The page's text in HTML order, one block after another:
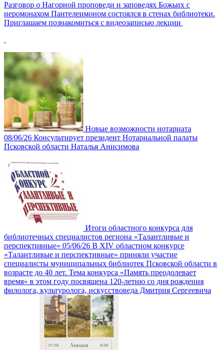
Разговор о Нагорной проповеди и заповедях Божьих с
иеромонахом Пантелеимоном состоялся в стенах библиотеки.
Приглашаем познакомиться с видеозаписью лекции
Новые возможности нотариата
08/06/26 Консультирует президент Нотариальной палаты
Псковской области Наталья Анисимова
Итоги областного конкурса для
библиотечных специалистов региона «Талантливые и
перспективные» 05/06/26 В XIV областном конкурсе
«Талантливые и перспективные» приняли участие
специалисты муниципальных библиотек Псковской области в
возрасте до 40 лет. Тема конкурса «Память преодолевает
время» в этом году посвящена 120-летию со дня рождения
филолога, культуролога, искусствоведа Дмитрия Сергеевича